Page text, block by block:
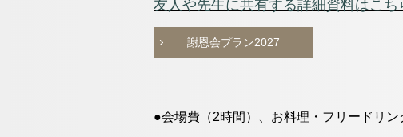
友人や先生に共有する詳細資料はこち
謝恩会プラン2027
●会場費（2時間）、お料理・フリードリ